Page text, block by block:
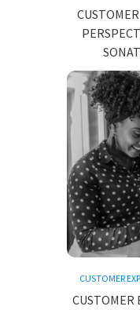
CUSTOMER
CUSTOMER